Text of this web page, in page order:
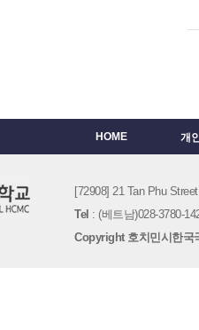
HOME 개
[72908] 21 Tan Phu
Tel : (베트남)028-3780-
Copyright 호치민시한국